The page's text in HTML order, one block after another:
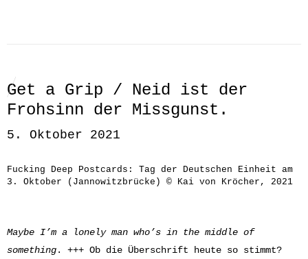
Get a Grip / Neid ist der
Frohsinn der Missgunst.
5. Oktober 2021
Fucking Deep Postcards: Tag der Deutschen Einheit am
3. Oktober (Jannowitzbrücke) © Kai von Kröcher, 2021
Maybe I’m a lonely man who’s in the middle of
something. +++ Ob die Überschrift heute so stimmt?